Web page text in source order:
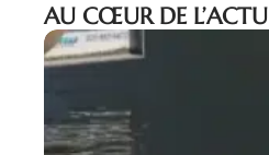
AU CŒUR DE L’ACTU